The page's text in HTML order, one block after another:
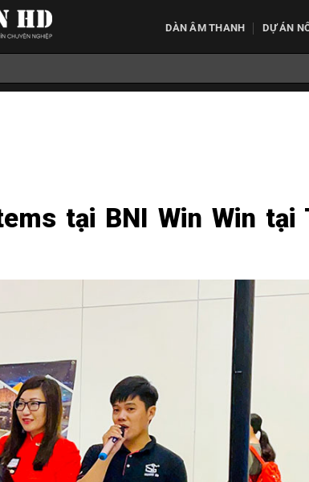
DÀN ÂM THANH DỰ ÁN
tại BNI Win Win tại